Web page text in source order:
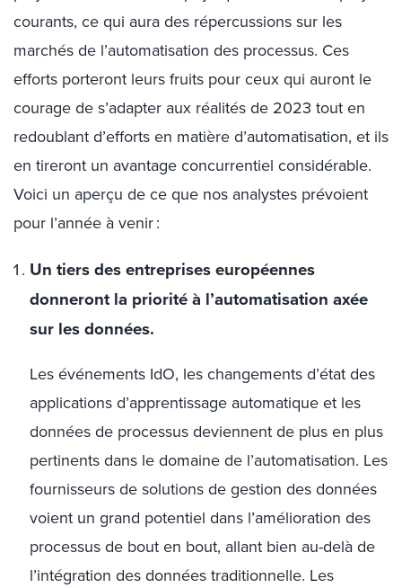
courants, ce qui aura des répercussions sur les
marchés de l’automatisation des processus. Ces
efforts porteront leurs fruits pour ceux qui auront le
courage de s’adapter aux réalités de 2023 tout en
redoublant d’efforts en matière d’automatisation, et ils
en tireront un avantage concurrentiel considérable.
Voici un aperçu de ce que nos analystes prévoient
pour l’année à venir :
Un tiers des entreprises européennes
donneront la priorité à l’automatisation axée
sur les données.
Les événements IdO, les changements d’état des
applications d’apprentissage automatique et les
données de processus deviennent de plus en plus
pertinents dans le domaine de l’automatisation. Les
fournisseurs de solutions de gestion des données
voient un grand potentiel dans l’amélioration des
processus de bout en bout, allant bien au-delà de
l’intégration des données traditionnelle. Les